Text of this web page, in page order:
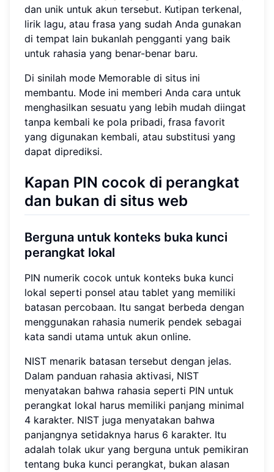
dan unik untuk akun tersebut. Kutipan terkenal,
lirik lagu, atau frasa yang sudah Anda gunakan
di tempat lain bukanlah pengganti yang baik
untuk rahasia yang benar-benar baru.
Di sinilah mode Memorable di situs ini
membantu. Mode ini memberi Anda cara untuk
menghasilkan sesuatu yang lebih mudah diingat
tanpa kembali ke pola pribadi, frasa favorit
yang digunakan kembali, atau substitusi yang
dapat diprediksi.
Kapan PIN cocok di perangkat
dan bukan di situs web
Berguna untuk konteks buka kunci
perangkat lokal
PIN numerik cocok untuk konteks buka kunci
lokal seperti ponsel atau tablet yang memiliki
batasan percobaan. Itu sangat berbeda dengan
menggunakan rahasia numerik pendek sebagai
kata sandi utama untuk akun online.
NIST menarik batasan tersebut dengan jelas.
Dalam panduan rahasia aktivasi, NIST
menyatakan bahwa rahasia seperti PIN untuk
perangkat lokal harus memiliki panjang minimal
4 karakter. NIST juga menyatakan bahwa
panjangnya setidaknya harus 6 karakter. Itu
adalah tolak ukur yang berguna untuk pemikiran
tentang buka kunci perangkat, bukan alasan